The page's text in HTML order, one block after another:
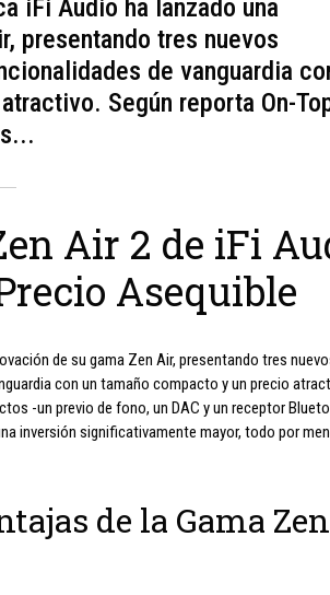
iFi Audio ha lanzado una
presentando tres nuevos
de vanguardia
Según reporta On-
Air 2 de iFi
Asequible
de su gama Zen Air, presentando tres
con un tamaño compacto y un precio
-un previo de fono, un DAC y un receptor
inversión significativamente mayor, todo por
de la Gama